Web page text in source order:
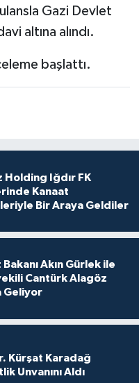
Gazi Devlet
altına alındı.
başlattı.
Holding Iğdır FK
Kanaat
Bir Araya Geldiler
Akın Gürlek ile
Cantürk Alagöz
Geliyor
Kürşat Karadağ
Unvanını Aldı